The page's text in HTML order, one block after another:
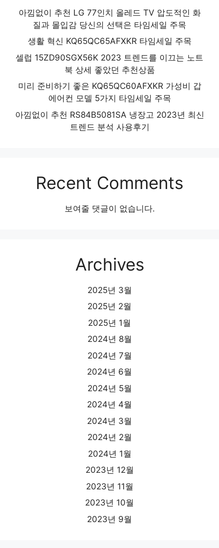
아낌없이 추천 LG 77인치 올레드 TV 압도적인 화
질과 몰입감 당신의 선택은 타임세일 주목
생활 혁신 KQ65QC65AFXKR 타임세일 주목
셀럽 15ZD90SGX56K 2023 트렌드를 이끄는 노트
북 상세 좋았던 추천상품
미리 준비하기 좋은 KQ65QC60AFXKR 가성비 갑
에어컨 모델 5가지 타임세일 주목
아낌없이 추천 RS84B5081SA 냉장고 2023년 최신
트렌드 분석 사용후기
Recent Comments
보여줄 댓글이 없습니다.
Archives
2025년 3월
2025년 2월
2025년 1월
2024년 8월
2024년 7월
2024년 6월
2024년 5월
2024년 4월
2024년 3월
2024년 2월
2024년 1월
2023년 12월
2023년 11월
2023년 10월
2023년 9월